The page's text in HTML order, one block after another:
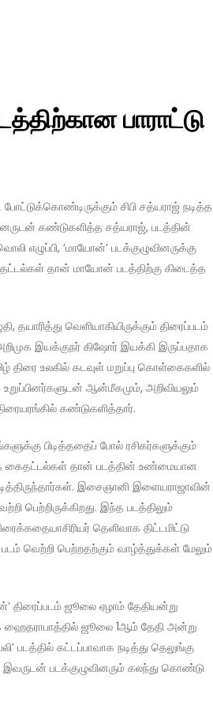
பாராட்டு
சிபி சத்யராஜ் நடித்த
கண்டுகளித்த சத்யராஜ், படத்தின்
எழுப்பி, ‘மாயோன்’ படக்குழுவினருக்கு
தான் மாயோன் படத்திற்கு கிடைத்த
வெளியாகியிருக்கும் திரைப்படம்
இயக்குநர் கிஷோர் இயக்கி இருப்பதாக
திரை உலகில் கடவுள் மறுப்பு கொள்கைகளில்
உறுப்பினர்களுடன் ஆன்மீகமும், அறிவியலும்
கண்டுகளித்தார்.
பிடித்ததைப் போல் ரசிகர்களுக்கும்
இந்த கைதட்டல்கள் தான் படத்தின் உண்மையான
இசைஞானி இளையராஜாவின்
பெற்றிருக்கிறது. இந்த படத்திலும்
தெளிவாக திட்டமிட்டு
வெற்றி பெற்றதற்கும் வாழ்த்துக்கள் மேலும்
திரைப்படம் ஜூலை ஏழாம் தேதியன்று
ஹைதராபாத்தில் ஜூலை 1ஆம் தேதி அன்று
படத்தில் கட்டப்பாவாக நடித்து தெலுங்கு
இவருடன் படக்குழுவினரும் கலந்து கொண்டு